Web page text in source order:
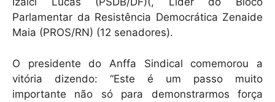
Parlamentar da Resistência Democrática Zenaide
Maia (PROS/RN) (12 senadores).
O presidente do Anffa Sindical comemorou a
vitória dizendo: “Este é um passo muito
importante não só para demonstrarmos força